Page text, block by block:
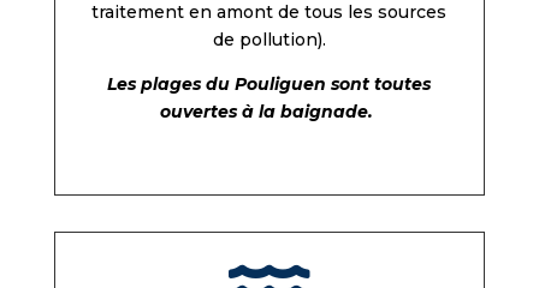
traitement en amont de tous les sources
de pollution).
Les plages du Pouliguen sont toutes
ouvertes à la baignade.